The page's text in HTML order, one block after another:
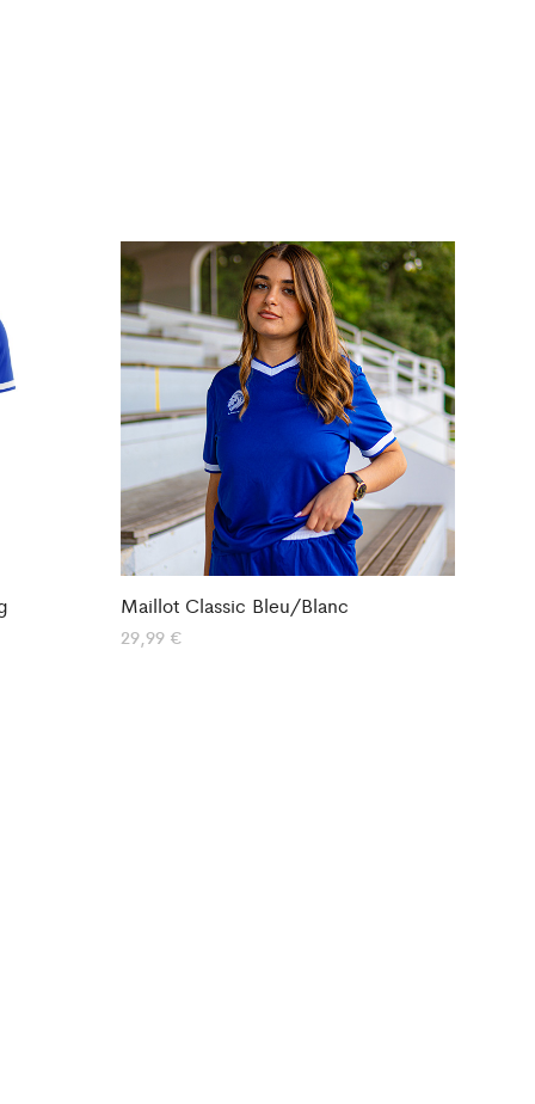
Maillot Classic Bleu/Blanc
29,99 €